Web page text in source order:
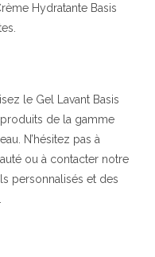
Hydratante Basis
le Gel Lavant Basis
de la gamme
N’hésitez pas à
ou à contacter notre
personnalisés et des